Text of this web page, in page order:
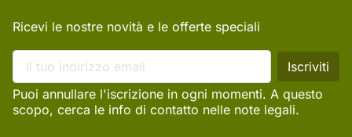
Ricevi le nostre novità e le offerte speciali
Puoi annullare l'iscrizione in ogni momenti. A questo
scopo, cerca le info di contatto nelle note legali.